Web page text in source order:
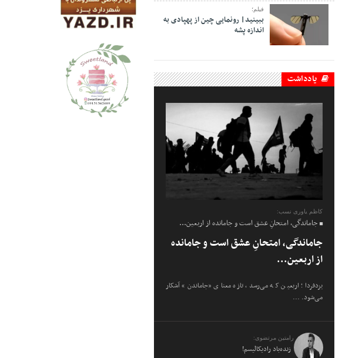
فیلم؛
ببینید| رونمایی چین از پهپادی به
اندازه پشه
یادداشت
کاظم یاوری نسب:
جاماندگی، امتحانِ عشق است و جامانده از اربعین...
جاماندگی، امتحانِ عشق است و جامانده
از اربعین...
یزدفردا؛ اربعین که می‌رسد، تازه معنای «جاماندن» آشکار
می‌شود. ...
رامتین مرتضوی:
زنده‌باد رادیکالیسم!